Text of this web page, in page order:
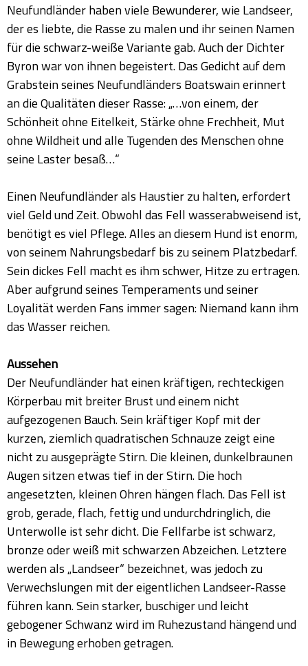
Neufundländer haben viele Bewunderer, wie Landseer,
der es liebte, die Rasse zu malen und ihr seinen Namen
für die schwarz-weiße Variante gab. Auch der Dichter
Byron war von ihnen begeistert. Das Gedicht auf dem
Grabstein seines Neufundländers Boatswain erinnert
an die Qualitäten dieser Rasse: „…von einem, der
Schönheit ohne Eitelkeit, Stärke ohne Frechheit, Mut
ohne Wildheit und alle Tugenden des Menschen ohne
seine Laster besaß…“
Einen Neufundländer als Haustier zu halten, erfordert
viel Geld und Zeit. Obwohl das Fell wasserabweisend ist,
benötigt es viel Pflege. Alles an diesem Hund ist enorm,
von seinem Nahrungsbedarf bis zu seinem Platzbedarf.
Sein dickes Fell macht es ihm schwer, Hitze zu ertragen.
Aber aufgrund seines Temperaments und seiner
Loyalität werden Fans immer sagen: Niemand kann ihm
das Wasser reichen.
Aussehen
Der Neufundländer hat einen kräftigen, rechteckigen
Körperbau mit breiter Brust und einem nicht
aufgezogenen Bauch. Sein kräftiger Kopf mit der
kurzen, ziemlich quadratischen Schnauze zeigt eine
nicht zu ausgeprägte Stirn. Die kleinen, dunkelbraunen
Augen sitzen etwas tief in der Stirn. Die hoch
angesetzten, kleinen Ohren hängen flach. Das Fell ist
grob, gerade, flach, fettig und undurchdringlich, die
Unterwolle ist sehr dicht. Die Fellfarbe ist schwarz,
bronze oder weiß mit schwarzen Abzeichen. Letztere
werden als „Landseer“ bezeichnet, was jedoch zu
Verwechslungen mit der eigentlichen Landseer-Rasse
führen kann. Sein starker, buschiger und leicht
gebogener Schwanz wird im Ruhezustand hängend und
in Bewegung erhoben getragen.